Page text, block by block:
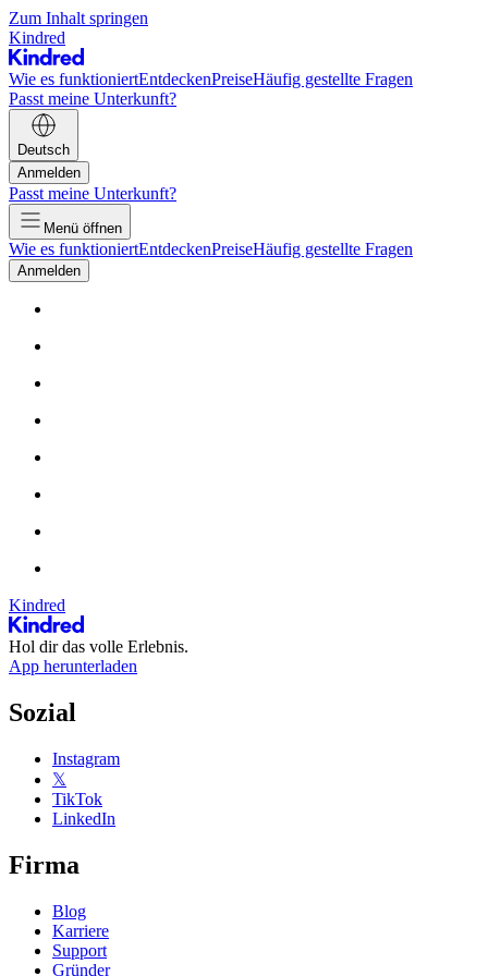
Zum Inhalt springen
Kindred
Wie es funktioniertEntdeckenPreiseHäufig gestellte Fragen
Passt meine Unterkunft?
Deutsch
Anmelden
Passt meine Unterkunft?
Menü öffnen
Wie es funktioniertEntdeckenPreiseHäufig gestellte Fragen
Anmelden
Kindred
Hol dir das volle Erlebnis.
App herunterladen
Sozial
Instagram
𝕏
TikTok
LinkedIn
Firma
Blog
Karriere
Support
Gründer